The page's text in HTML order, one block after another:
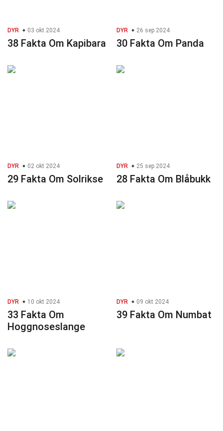
DYR 03 okt 2024
38 Fakta Om Kapibara
DYR 26 sep 2024
30 Fakta Om Panda
DYR 02 okt 2024
29 Fakta Om Solrikse
DYR 25 sep 2024
28 Fakta Om Blåbukk
DYR 10 okt 2024
33 Fakta Om
Hoggnoseslange
DYR 09 okt 2024
39 Fakta Om Numbat